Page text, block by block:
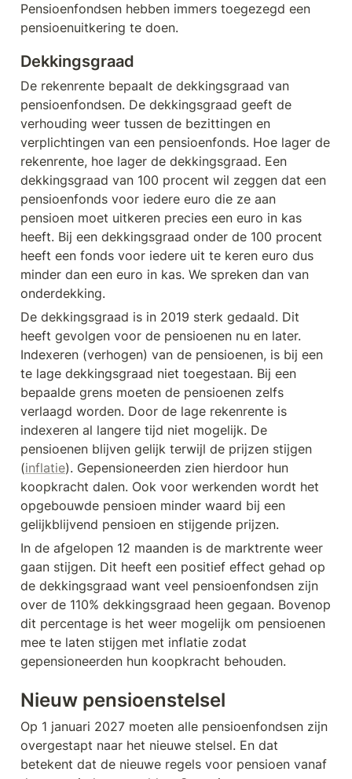
Pensioenfondsen hebben immers toegezegd een
pensioenuitkering te doen.
Dekkingsgraad
De rekenrente bepaalt de dekkingsgraad van
pensioenfondsen. De dekkingsgraad geeft de
verhouding weer tussen de bezittingen en
verplichtingen van een pensioenfonds. Hoe lager de
rekenrente, hoe lager de dekkingsgraad. Een
dekkingsgraad van 100 procent wil zeggen dat een
pensioenfonds voor iedere euro die ze aan
pensioen moet uitkeren precies een euro in kas
heeft. Bij een dekkingsgraad onder de 100 procent
heeft een fonds voor iedere uit te keren euro dus
minder dan een euro in kas. We spreken dan van
onderdekking.
De dekkingsgraad is in 2019 sterk gedaald. Dit
heeft gevolgen voor de pensioenen nu en later.
Indexeren (verhogen) van de pensioenen, is bij een
te lage dekkingsgraad niet toegestaan. Bij een
bepaalde grens moeten de pensioenen zelfs
verlaagd worden. Door de lage rekenrente is
indexeren al langere tijd niet mogelijk. De
pensioenen blijven gelijk terwijl de prijzen stijgen
(inflatie). Gepensioneerden zien hierdoor hun
koopkracht dalen. Ook voor werkenden wordt het
opgebouwde pensioen minder waard bij een
gelijkblijvend pensioen en stijgende prijzen.
In de afgelopen 12 maanden is de marktrente weer
gaan stijgen. Dit heeft een positief effect gehad op
de dekkingsgraad want veel pensioenfondsen zijn
over de 110% dekkingsgraad heen gegaan. Bovenop
dit percentage is het weer mogelijk om pensioenen
mee te laten stijgen met inflatie zodat
gepensioneerden hun koopkracht behouden.
Nieuw pensioenstelsel
Op 1 januari 2027 moeten alle pensioenfondsen zijn
overgestapt naar het nieuwe stelsel. En dat
betekent dat de nieuwe regels voor pensioen vanaf